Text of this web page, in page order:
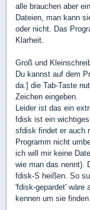
alle brauchen aber
Dateien, man kann
oder nicht. Das
Klarheit.
Groß und
Du kannst auf dem
da.] die Tab-Taste
Zeichen eingeben.
Leider ist das ein
fdisk ist ein
sfdisk findet er auch
Programm nicht
ich will mir keine
wie man das nennt).
fdisk-S heißen. So
'fdisk-gepardet' wäre
kennen um sie finden